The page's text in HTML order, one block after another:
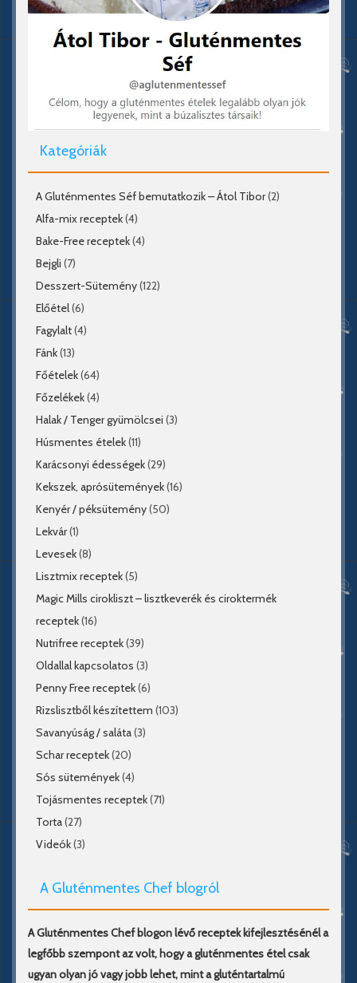
Kategóriák
A Gluténmentes Séf bemutatkozik – Átol Tibor(2)
Alfa-mix receptek(4)
Bake-Free receptek(4)
Bejgli (7)
Desszert-Sütemény(122)
Előétel(6)
Fagylalt(4)
Fánk(13)
Főételek(64)
Főzelékek(4)
Halak / Tenger gyümölcsei (3)
Húsmentes ételek(11)
Karácsonyi édességek(29)
Kekszek, aprósütemények(16)
Kenyér / péksütemény(50)
Lekvár(1)
Levesek(8)
Lisztmix receptek(5)
Magic Mills cirokliszt – lisztkeverék és ciroktermék
receptek(16)
Nutrifree receptek(39)
Oldallal kapcsolatos (3)
Penny Free receptek(6)
Rizslisztből készítettem (103)
Savanyúság / saláta(3)
Schar receptek(20)
Sós sütemények(4)
Tojásmentes receptek(71)
Torta(27)
Videók(3)
A Gluténmentes Chef blogról
A Gluténmentes Chef blogon lévő receptek kifejlesztésénél a
legfőbb szempont az volt, hogy a gluténmentes étel csak
ugyan olyan jó vagy jobb lehet, mint a gluténtartalmú